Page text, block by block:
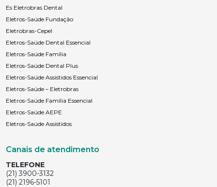
Es Eletrobras Dental
Eletros-Saúde Fundação
Eletrobras-Cepel
Eletros-Saúde Dental Essencial
Eletros-Saúde Família
Eletros-Saúde Dental Plus
Eletros-Saúde Assistidos Essencial
Eletros-Saúde – Eletrobras
Eletros-Saúde Família Essencial
Eletros-Saúde AEPE
Eletros-Saúde Assistidos
Canais de atendimento
TELEFONE
(21) 3900-3132
(21) 2196-5101